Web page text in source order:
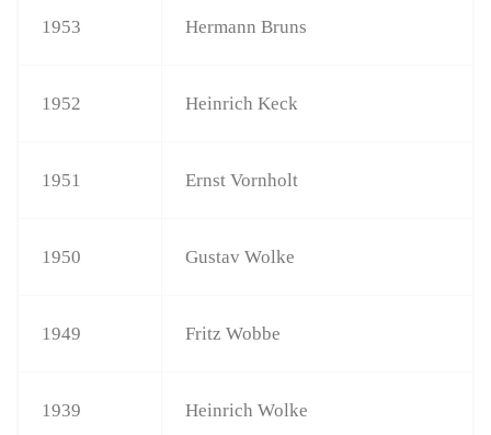
1953 Hermann Bruns
1952 Heinrich Keck
1951 Ernst Vornholt
1950 Gustav Wolke
1949 Fritz Wobbe
1939 Heinrich Wolke